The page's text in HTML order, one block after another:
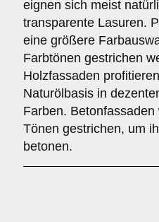
eignen sich meist
transparente Lasuren.
eine größere
Farbtönen gestrichen
Holzfassaden
Naturölbasis in
Farben.
Tönen gestrichen, um
betonen.